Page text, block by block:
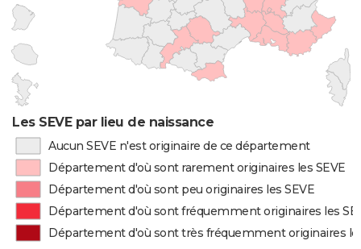
Les SEVE par lieu de naissance
Aucun SEVE n'est originaire de ce département
Département d'où sont rarement originaires les SEVE
Département d'où sont peu originaires les SEVE
Département d'où sont fréquemment originaires les
Département d'où sont très fréquemment originaires